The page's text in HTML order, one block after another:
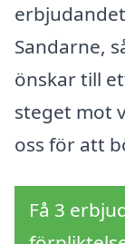
Sandarne,
önskar till
steget mot
oss för att
Få 3